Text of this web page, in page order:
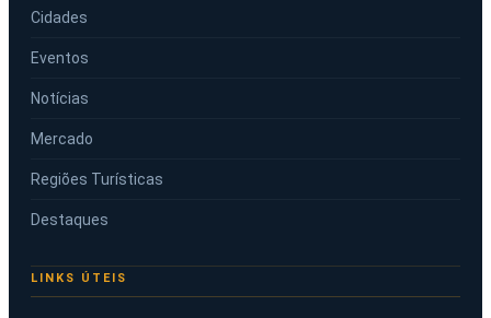
Cidades
Eventos
Notícias
Mercado
Regiões Turísticas
Destaques